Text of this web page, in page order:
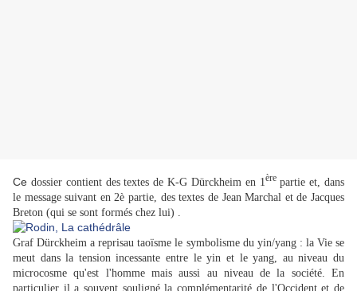
Ce dossier contient des textes de K-G Dürckheim en 1 èrepartie et,dans
le message suivant en 2è partie , des textes de Jean Marchal et de Jacques
Breton (qui se sont formés chez lui) .
Graf Dürckheim a reprisau taoïsme le symbolisme du yin/yang : la Vie se
meut dans la tension incessante entre le yin et le yang, au niveau du
microcosme qu'est l'homme mais aussi au niveau de la société. En
particulier il a souvent souligné la complémentarité de l'Occident et de